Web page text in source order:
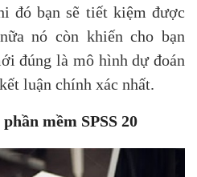
đó bạn sẽ tiết kiệm được
nó còn khiến cho bạn
đúng là mô hình dự đoán
luận chính xác nhất.
mềm SPSS 20